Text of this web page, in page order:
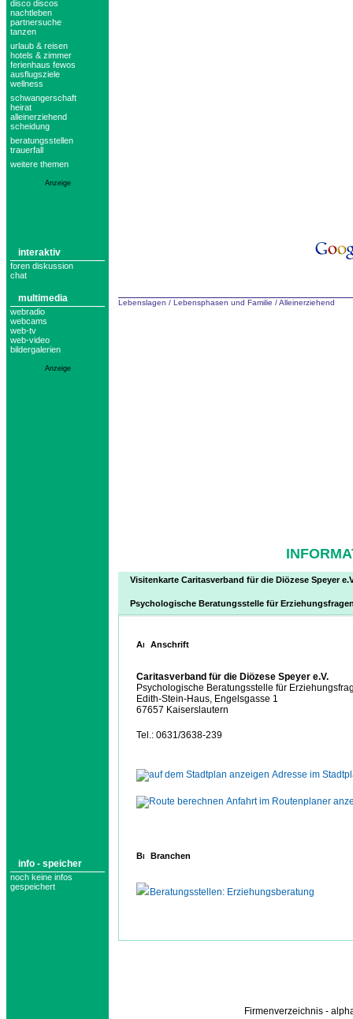
disco discos
nachtleben
partnersuche
tanzen
urlaub & reisen
hotels & zimmer
ferienhaus fewos
ausflugsziele
wellness
schwangerschaft
heirat
alleinerziehend
scheidung
beratungsstellen
trauerfall
weitere themen
Anzeige
interaktiv
foren diskussion
chat
multimedia
webradio
webcams
web-tv
web-video
bildergalerien
Anzeige
info - speicher
noch keine infos
gespeichert
Lebenslagen / Lebensphasen und Familie /Alleinerziehend
Visitenkarte Caritasverband für die Diözese Speyer
Psychologische Beratungsstelle für
Anschrift
Caritasverband für die Diözese Speyer e.V.
Psychologische Beratungsstelle für
Edith-Stein-Haus, Engelsgasse 1
67657 Kaiserslautern
Tel.: 0631/3638-239
Adresse im
Anfahrt im Routenplaner
Branchen
Beratungsstellen: Erziehungsberatung
Firmenverzeichnis -